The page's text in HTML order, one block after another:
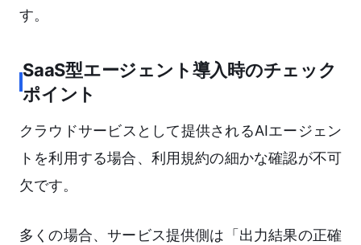
す。
SaaS型エージェント導入時のチェック
ポイント
クラウドサービスとして提供されるAIエージェン
トを利用する場合、利用規約の細かな確認が不可
欠です。
多くの場合、サービス提供側は「出力結果の正確